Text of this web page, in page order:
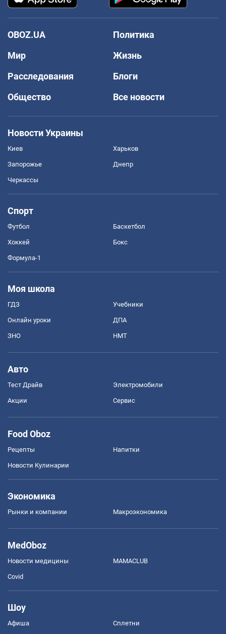
OBOZ.UA
Политика
Мир
Жизнь
Расследования
Блоги
Общество
Все новости
Новости Украины
Киев Харьков
Запорожье Днепр
Черкассы
Спорт
Футбол Баскетбол
Хоккей Бокс
Формула-1
Моя школа
ГДЗ Учебники
Онлайн уроки ДПА
ЗНО НМТ
Авто
Тест Драйв Электромобили
Акции Сервис
Food Oboz
Рецепты Напитки
Новости Кулинарии
Экономика
Рынки и компании Mакроэкономика
MedOboz
Новости медицины MAMACLUB
Covid
Шоу
Афиша Сплетни